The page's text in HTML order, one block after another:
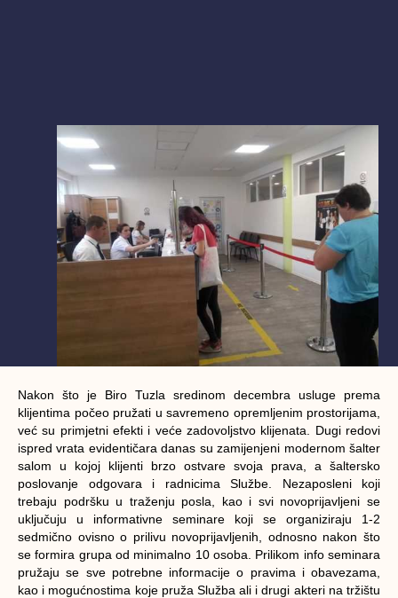
Nakon što je Biro Tuzla sredinom decembra usluge prema
klijentima počeo pružati u savremeno opremljenim prostorijama,
već su primjetni efekti i veće zadovoljstvo klijenata. Dugi redovi
ispred vrata evidentičara danas su zamijenjeni modernom šalter
salom u kojoj klijenti brzo ostvare svoja prava, a šaltersko
poslovanje odgovara i radnicima Službe. Nezaposleni koji
trebaju podršku u traženju posla, kao i svi novoprijavljeni se
uključuju u informativne seminare koji se organiziraju 1-2
sedmično ovisno o prilivu novoprijavljenih, odnosno nakon što
se formira grupa od minimalno 10 osoba. Prilikom info seminara
pružaju se sve potrebne informacije o pravima i obavezama,
kao i mogućnostima koje pruža Služba ali i drugi akteri na tržištu